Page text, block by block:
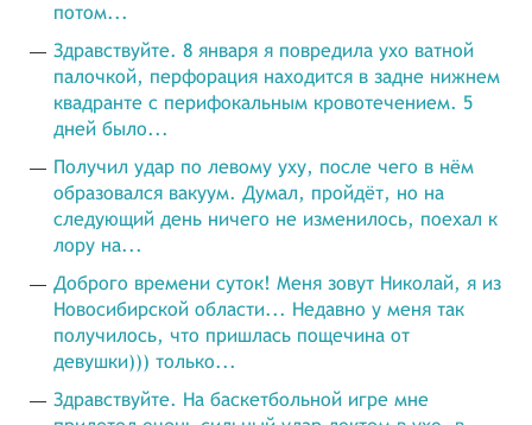
потом...
Здравствуйте. 8 января я повредила ухо ватной
палочкой, перфорация находится в задне нижнем
квадранте с перифокальным кровотечением. 5
дней было...
Получил удар по левому уху, после чего в нём
образовался вакуум. Думал, пройдёт, но на
следующий день ничего не изменилось, поехал к
лору на...
Доброго времени суток! Меня зовут Николай, я из
Новосибирской области... Недавно у меня так
получилось, что пришлась пощечина от
девушки))) только...
Здравствуйте. На баскетбольной игре мне